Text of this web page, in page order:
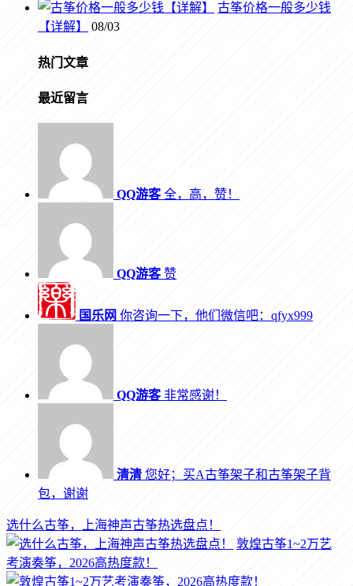
古筝价格一般多少钱
【详解】
08/03
热门文章
最近留言
QQ游客全，高，赞！
QQ游客赞
国乐网 你咨询一下，他们微信吧：qfyx999
QQ游客非常感谢！
清清 您好；买A古筝架子和古筝架子背
包，谢谢
选什么古筝，上海神声古筝热选盘点！
敦煌古筝1~2万艺
考演奏筝，2026高热度款！